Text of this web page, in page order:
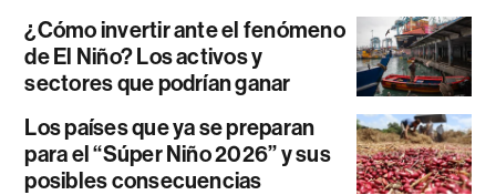
¿Cómo invertir ante el fenómeno
de El Niño? Los activos y
sectores que podrían ganar
Los países que ya se preparan
para el “Súper Niño 2026” y sus
posibles consecuencias